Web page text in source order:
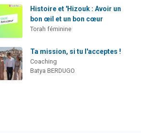
Histoire et 'Hizouk : Avoir un
bon œil et un bon cœur
Torah féminine
Ta mission, si tu l'acceptes !
Coaching
Batya BERDUGO